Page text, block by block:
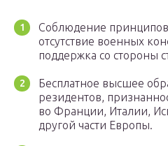
Соблюдение
отсутствие военных
поддержка со стороны
Бесплатное высшее
резидентов,
во Франции, Италии,
другой части Европы.